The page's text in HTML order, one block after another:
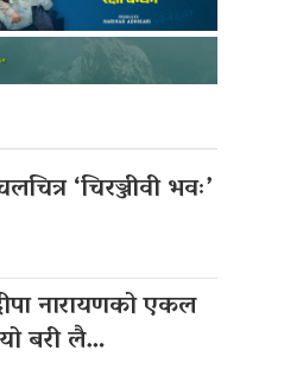
‘चिरञ्जीवी भवः’
नारायणको एकल
बरी लै…